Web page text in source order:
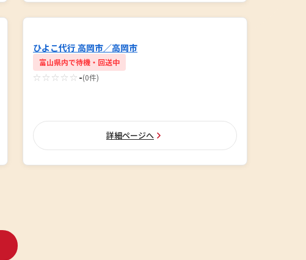
ひよこ代行 高岡市／高岡市
富山県内で待機・回送中
☆☆☆☆☆ -(0件)
詳細ページへ